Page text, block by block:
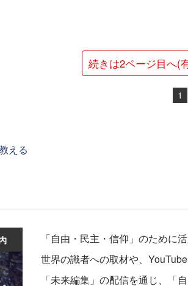
続きは2ページ目へ(
1
える
「自由・民主・信仰」のために
世界の識者への取材や、
「未来編集」の配信を通じ、「